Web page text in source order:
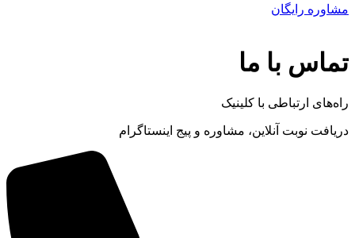
مشاوره رایگان
تماس با ما
راه‌های ارتباطی با کلینیک
دریافت نوبت‌ آنلاین، مشاوره و پیج اینستاگرام